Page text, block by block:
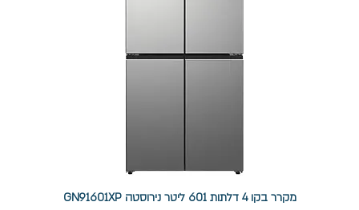
מקרר בקו 4 דלתות 601 ליטר נירוסטה GN91601XP